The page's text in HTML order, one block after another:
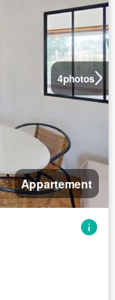
4photos
Appartement